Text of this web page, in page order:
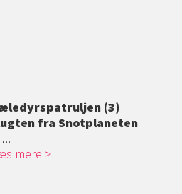
jen (3)
fra Snotplaneten
mere